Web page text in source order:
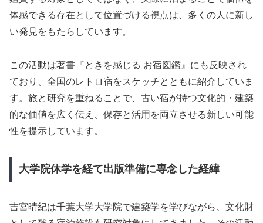
体感できる存在として位置づける視点は、多くの人に新し
い発見をもたらしています。
この活動は著書『ときを感じる お宿図鑑』にも反映され
ており、全国のレトロ宿をスケッチとともに紹介していま
す。旅と研究を重ねることで、古い宿が持つ文化的・建築
的な価値を広く伝え、保存と活用を両立させる新しい可能
性を提示しています。
大学院休学を経て出版準備に専念した経緯
吉宮晴紀は千葉大学大学院で建築学を学びながら、文化財